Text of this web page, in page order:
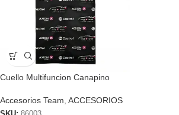
Cuello Multifuncion Canapino
Accesorios Team ACCESORIOS